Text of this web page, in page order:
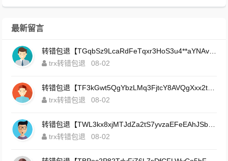
最新留言
trx转错包退
08-02
trx转错包退
08-02
trx转错包退
08-02